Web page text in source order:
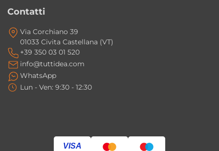
Questo lavabo è adatto a bagni piccoli o di
servizio?
Sì, le dimensioni compatte da 48×48 cm lo
rendono ideale per bagni ospiti, secondi
bagni o ambienti con spazi ridotti
appoggio?
Contatti
Via Corchiano 39
01033 Civita Castellana (VT)
+39 350 03 01 520
info@tuttidea.com
WhatsApp
Lun - Ven: 9:30 - 12:30
VISA